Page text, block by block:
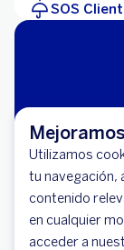
Utilizamos
tu navegación,
contenido
en cualquier
acceder a
SOS
Banco